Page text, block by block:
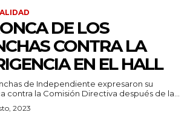
DE LOS
CONTRA LA
EN EL HALL
de Independiente expresaron su
contra la Comisión Directiva después de la...
2023